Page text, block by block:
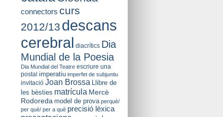
connectors curs
2012/13 descans
cerebral diacrítics Dia
Mundial de la Poesia
Dia Mundial del Teatre escriure una
postal imperatiu imperfet de subjuntiu
invitació Joan Brossa
Llibre de
les bèsties matrícula Mercè
Rodoreda model de prova perquè/
per què/ per a què precisió lèxica